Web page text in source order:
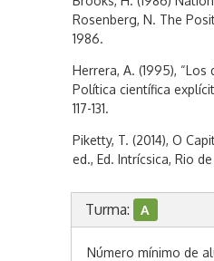
Rosenberg, N. The
1986.
Herrera, A. (1995),
Política científica
117-131.
Piketty, T. (2014), O
ed., Ed. Intrícsica, Rio
Turma: A
Número mínimo de